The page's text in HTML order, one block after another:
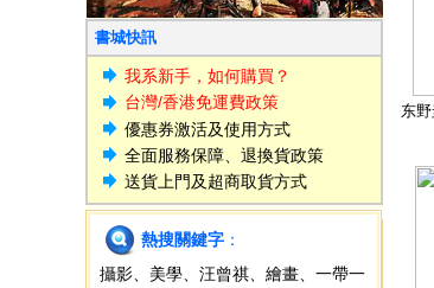
書城快訊
我系新手，如何購買？
台灣/香港免運費政策
優惠券激活及使用方式
全面服務保障、退換貨政策
送貨上門及超商取貨方式
熱搜關鍵字 ：
攝影
美學 汪曾祺 繪畫
一帶一
东